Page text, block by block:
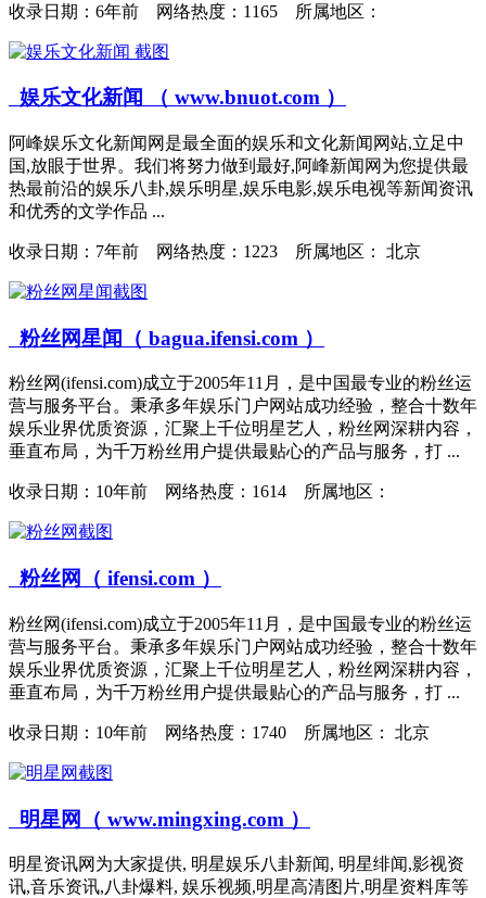
收录日期： 6年前 网络热度：1165 所属地区：
娱乐文化新闻 （ www.bnuot.com ）
阿峰娱乐文化新闻网是最全面的娱乐和文化新闻网站,立足中
国,放眼于世界。我们将努力做到最好,阿峰新闻网为您提供最
热最前沿的娱乐八卦,娱乐明星,娱乐电影,娱乐电视等新闻资讯
和优秀的文学作品 ...
收录日期： 7年前 网络热度：1223 所属地区： 北京
粉丝网星闻（ bagua.ifensi.com ）
粉丝网(ifensi.com)成立于2005年11月，是中国最专业的粉丝运
营与服务平台。秉承多年娱乐门户网站成功经验，整合十数年
娱乐业界优质资源，汇聚上千位明星艺人，粉丝网深耕内容，
垂直布局，为千万粉丝用户提供最贴心的产品与服务，打 ...
收录日期： 10年前 网络热度：1614 所属地区：
粉丝网（ ifensi.com ）
粉丝网(ifensi.com)成立于2005年11月，是中国最专业的粉丝运
营与服务平台。秉承多年娱乐门户网站成功经验，整合十数年
娱乐业界优质资源，汇聚上千位明星艺人，粉丝网深耕内容，
垂直布局，为千万粉丝用户提供最贴心的产品与服务，打 ...
收录日期： 10年前 网络热度：1740 所属地区： 北京
明星网（ www.mingxing.com ）
明星资讯网为大家提供, 明星娱乐八卦新闻, 明星绯闻,影视资
讯,音乐资讯,八卦爆料, 娱乐视频,明星高清图片,明星资料库等